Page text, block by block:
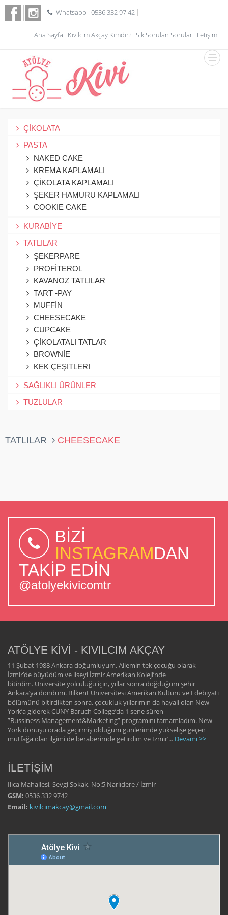
Whatsapp : 0536 332 97 42
Ana Sayfa Kıvılcım Akçay Kimdir? Sık Sorulan Sorular İletişim
ÇİKOLATA
PASTA
NAKED CAKE
KREMA KAPLAMALI
ÇİKOLATA KAPLAMALI
ŞEKER HAMURU KAPLAMALI
COOKIE CAKE
KURABİYE
TATLILAR
ŞEKERPARE
PROFİTEROL
KAVANOZ TATLILAR
TART -PAY
MUFFİN
CHEESECAKE
CUPCAKE
ÇİKOLATALI TATLAR
BROWNİE
KEK ÇEŞITLERI
SAĞLIKLI ÜRÜNLER
TUZLULAR
TATLILAR CHEESECAKE
BİZİ
INSTAGRAMDAN
TAKİP EDİN
@atolyekivicomtr
ATÖLYE KİVİ - KIVILCIM AKÇAY
11 Şubat 1988 Ankara doğumluyum. Ailemin tek çocuğu olarak
İzmir’de büyüdüm ve liseyi İzmir Amerikan Koleji’nde
bitirdim. Üniversite yolculuğu için, yıllar sonra doğduğum şehir
Ankara’ya döndüm. Bilkent Üniversitesi Amerikan Kültürü ve Edebiyatı
bölümünü bitirdikten sonra, çocukluk yıllarımın da hayali olan New
York’a giderek CUNY Baruch College’da 1 sene süren
”Bussiness Management&Marketing” programını tamamladım. New
York dönüşü orada geçirmiş olduğum günlerimde yükselişe geçen
mutfağa olan ilgimi de beraberimde getirdim ve İzmir’... Devamı >>
İLETİŞİM
Ilıca Mahallesi, Sevgi Sokak, No:5 Narlıdere / İzmir
GSM: 0536 332 9742
Email: kivilcimakcay@gmail.com